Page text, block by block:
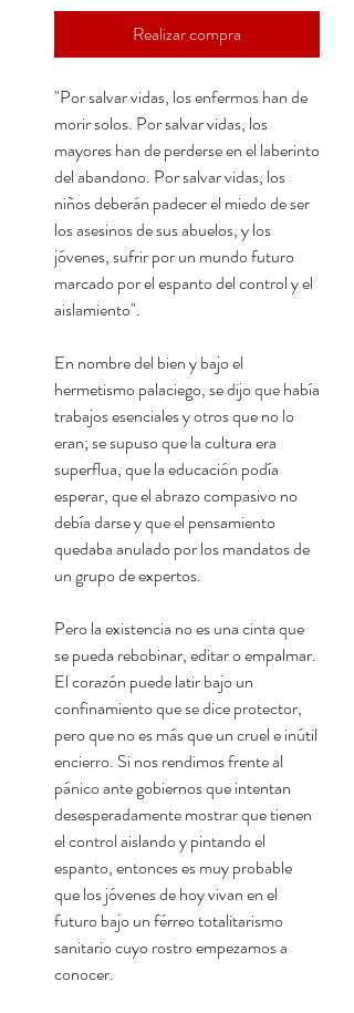
Realizar compra
"Por salvar vidas, los enfermos han de
morir solos. Por salvar vidas, los
mayores han de perderse en el laberinto
del abandono. Por salvar vidas, los
niños deberán padecer el miedo de ser
los asesinos de sus abuelos, y los
jóvenes, sufrir por un mundo futuro
marcado por el espanto del control y el
aislamiento".
En nombre del bien y bajo el
hermetismo palaciego, se dijo que había
trabajos esenciales y otros que no lo
eran; se supuso que la cultura era
superflua, que la educación podía
esperar, que el abrazo compasivo no
debía darse y que el pensamiento
quedaba anulado por los mandatos de
un grupo de expertos.
Pero la existencia no es una cinta que
se pueda rebobinar, editar o empalmar.
El corazón puede latir bajo un
confinamiento que se dice protector,
pero que no es más que un cruel e inútil
encierro. Si nos rendimos frente al
pánico ante gobiernos que intentan
desesperadamente mostrar que tienen
el control aislando y pintando el
espanto, entonces es muy probable
que los jóvenes de hoy vivan en el
futuro bajo un férreo totalitarismo
sanitario cuyo rostro empezamos a
conocer.